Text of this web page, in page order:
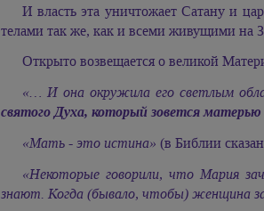
И власть эта уничтожает Сатану и
телами так же, как и всеми живущими на
Открыто возвещается о великой
«… И она окружила его светлым
святого Духа, который зовется
«Мать - это истина» (в Библии
«Некоторые говорили, что Мария
знают. Когда (бывало, чтобы) женщина